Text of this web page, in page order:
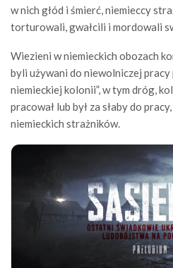
w nich głód i śmierć, niemieccy
torturowali, gwałcili i mordowali
Wiezieni w niemieckich obozach
byli używani do niewolniczej
niemieckiej kolonii”, w tym dróg,
pracował lub był za słaby do
niemieckich strażników.